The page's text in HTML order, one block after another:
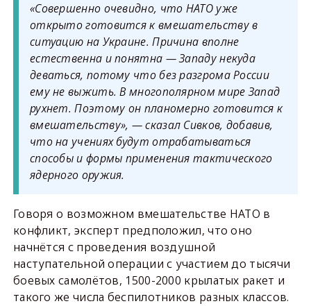
«Совершенно очевидно, что НАТО уже
открыто готовится к вмешательству в
ситуацию на Украине. Причина вполне
естественна и понятна — Западу некуда
деваться, потому что без разгрома России
ему не выжить. В многополярном мире Запад
рухнет. Поэтому он планомерно готовится к
вмешательству», — сказал Сивков, добавив,
что на учениях будут отрабатываться
способы и формы применения тактического
ядерного оружия.
Говоря о возможном вмешательстве НАТО в
конфликт, эксперт предположил, что оно
начнётся с проведения воздушной
наступательной операции с участием до тысячи
боевых самолётов, 1500-2000 крылатых ракет и
такого же числа беспилотников разных классов.